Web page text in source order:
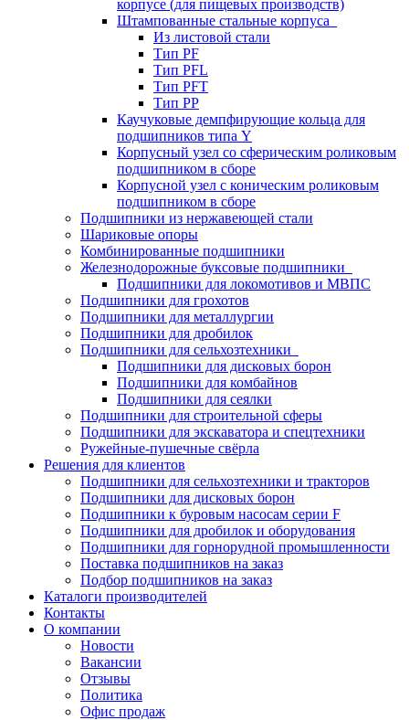
корпусе (для пищевых производств)
Штампованные стальные корпуса
Из листовой стали
Тип PF
Тип PFL
Тип PFT
Тип PP
Каучуковые демпфирующие кольца для
подшипников типа Y
Корпусный узел со сферическим роликовым
подшипником в сборе
Корпусной узел с коническим роликовым
подшипником в сборе
Подшипники из нержавеющей стали
Шариковые опоры
Комбинированные подшипники
Железнодорожные буксовые подшипники
Подшипники для локомотивов и МВПС
Подшипники для грохотов
Подшипники для металлургии
Подшипники для дробилок
Подшипники для сельхозтехники
Подшипники для дисковых борон
Подшипники для комбайнов
Подшипники для сеялки
Подшипники для строительной сферы
Подшипники для экскаватора и спецтехники
Ружейные-пушечные свёрла
Решения для клиентов
Подшипники для сельхозтехники и тракторов
Подшипники для дисковых борон
Подшипники к буровым насосам серии F
Подшипники для дробилок и оборудования
Подшипники для горнорудной промышленности
Поставка подшипников на заказ
Подбор подшипников на заказ
Каталоги производителей
Контакты
О компании
Новости
Вакансии
Отзывы
Политика
Офис продаж